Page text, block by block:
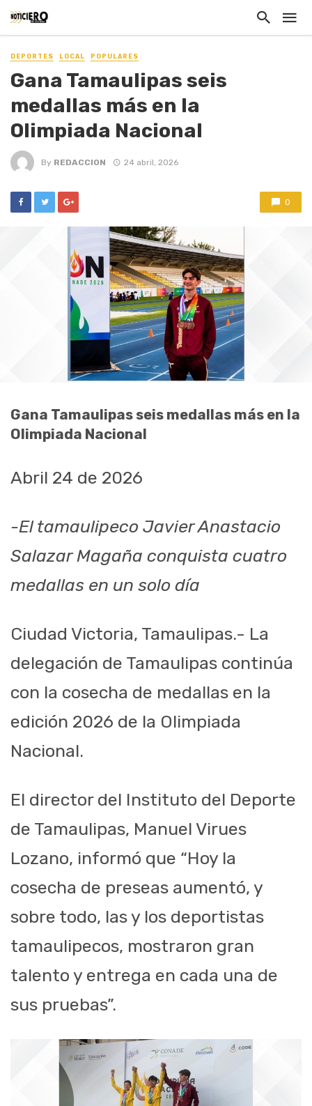
DEPORTES LOCAL POPULARES
Gana Tamaulipas seis
medallas más en la
Olimpiada Nacional
By REDACCION 24 abril, 2026
0
Gana Tamaulipas seis medallas más en la
Olimpiada Nacional
Abril 24 de 2026
-El tamaulipeco Javier Anastacio
Salazar Magaña conquista cuatro
medallas en un solo día
Ciudad Victoria, Tamaulipas.- La
delegación de Tamaulipas continúa
con la cosecha de medallas en la
edición 2026 de la Olimpiada
Nacional.
El director del Instituto del Deporte
de Tamaulipas, Manuel Virues
Lozano, informó que “Hoy la
cosecha de preseas aumentó, y
sobre todo, las y los deportistas
tamaulipecos, mostraron gran
talento y entrega en cada una de
sus pruebas”.